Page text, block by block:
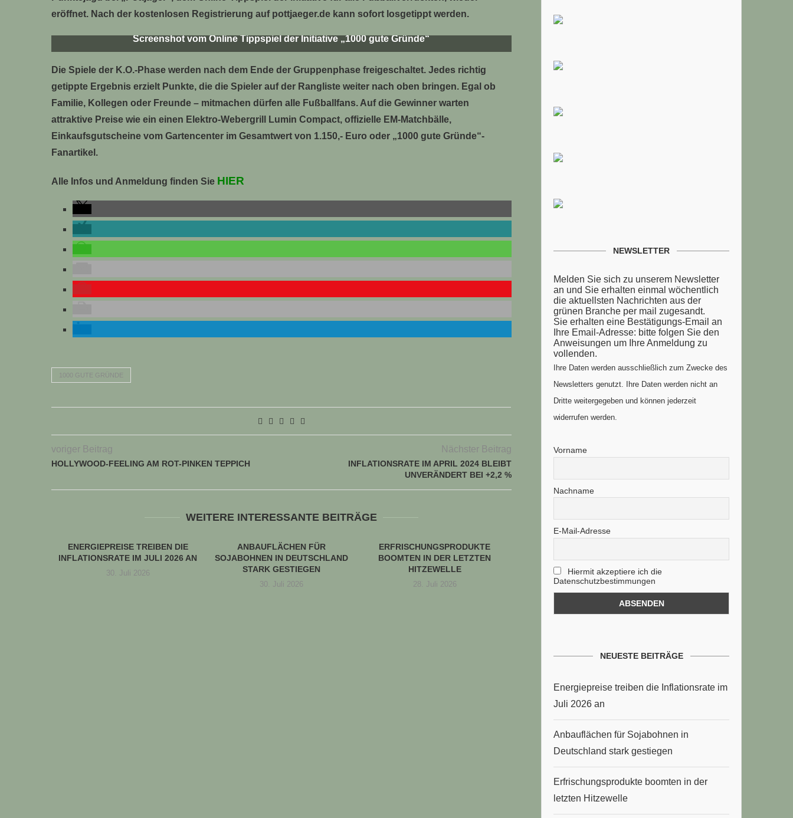
eröffnet. Nach der kostenlosen Registrierung auf pottjaeger.de kann sofort losgetippt werden.
Screenshot vom Online Tippspiel der Initiative „1000 gute Gründe“
Die Spiele der K.O.-Phase werden nach dem Ende der Gruppenphase freigeschaltet. Jedes richtig
getippte Ergebnis erzielt Punkte, die die Spieler auf der Rangliste weiter nach oben bringen. Egal ob
Familie, Kollegen oder Freunde – mitmachen dürfen alle Fußballfans. Auf die Gewinner warten
attraktive Preise wie ein einen Elektro-Webergrill Lumin Compact, offizielle EM-Matchbälle,
Einkaufsgutscheine vom Gartencenter im Gesamtwert von 1.150,- Euro oder „1000 gute Gründe“-
Fanartikel.
Alle Infos und Anmeldung finden Sie HIER
1000 GUTE GRÜNDE
voriger Beitrag
HOLLYWOOD-FEELING AM ROT-PINKEN TEPPICH
Nächster Beitrag
INFLATIONSRATE IM APRIL 2024 BLEIBT
UNVERÄNDERT BEI +2,2 %
WEITERE INTERESSANTE BEITRÄGE
ENERGIEPREISE TREIBEN DIE
INFLATIONSRATE IM JULI 2026 AN
30. Juli 2026
ANBAUFLÄCHEN FÜR
SOJABOHNEN IN DEUTSCHLAND
STARK GESTIEGEN
30. Juli 2026
ERFRISCHUNGSPRODUKTE
BOOMTEN IN DER LETZTEN
HITZEWELLE
28. Juli 2026
NEWSLETTER
Melden Sie sich zu unserem Newsletter
an und Sie erhalten einmal wöchentlich
die aktuellsten Nachrichten aus der
grünen Branche per mail zugesandt.
Sie erhalten eine Bestätigungs-Email an
Ihre Email-Adresse: bitte folgen Sie den
Anweisungen um Ihre Anmeldung zu
vollenden.
Ihre Daten werden ausschließlich zum Zwecke des
Newsletters genutzt. Ihre Daten werden nicht an
Dritte weitergegeben und können jederzeit
widerrufen werden.
Vorname
Nachname
E-Mail-Adresse
Hiermit akzeptiere ich die
Datenschutzbestimmungen
NEUESTE BEITRÄGE
Energiepreise treiben die Inflationsrate im
Juli 2026 an
Anbauflächen für Sojabohnen in
Deutschland stark gestiegen
Erfrischungsprodukte boomten in der
letzten Hitzewelle